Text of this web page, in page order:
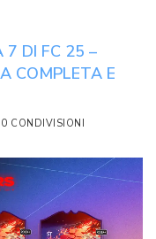
7 DI FC 25 –
COMPLETA E
0 CONDIVISIONI